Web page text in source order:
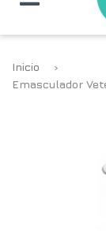
Inicio
›
Emasculador